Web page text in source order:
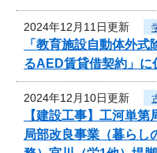
2024年12月11日更新
「教育施設自動体外
るAED賃貸借契約」に
2024年12月10日更新
【建設工事】工河単
局部改良事業（暮らし